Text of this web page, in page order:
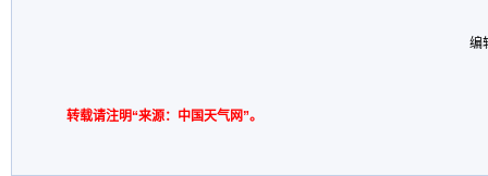
编
转载请注明“来源：中国天气网”。